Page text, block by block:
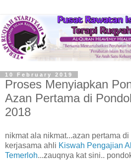
10 February 2019
Proses Menyiapkan
Azan Pertama di
2018
nikmat ala nikmat...azan pertama di
kerjasama ahli Kiswah Pengajian
Temerloh...zauqnya kat sini..